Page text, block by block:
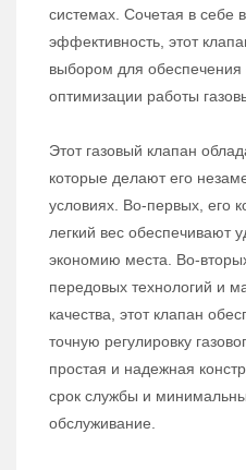
системах. Сочетая в себе
эффективность, этот
выбором для обеспечения
оптимизации работы
Этот газовый клапан
которые делают его
условиях. Во-первых, его
легкий вес обеспечивают
экономию места. Во-
передовых технологий и
качества, этот клапан
точную регулировку
простая и надежная
срок службы и
обслуживание.